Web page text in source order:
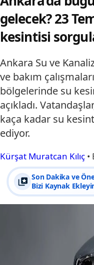
gelecek? 23
kesintisi
Ankara Su ve
ve bakım
bölgelerinde su
açıkladı.
kaça kadar su
ediyor.
Kürşat Muratcan Kılıç •
Son Dakika ve
Bizi Kaynak